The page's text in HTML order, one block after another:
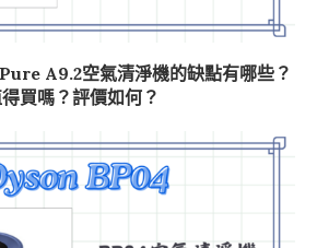
A9.2空氣清淨機的缺點有哪些？
買嗎？評價如何？